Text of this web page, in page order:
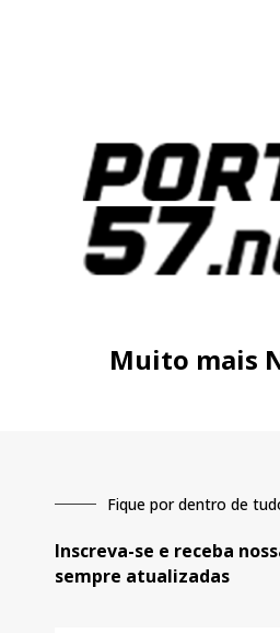
Muito mais
Fique por dentro de
Inscreva-se e receba
sempre atualizadas